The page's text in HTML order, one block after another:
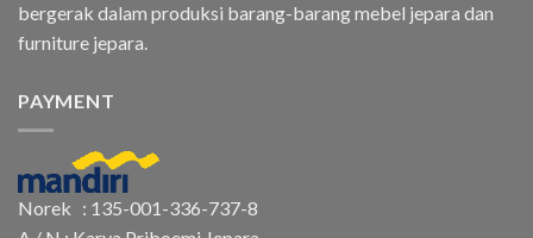
bergerak dalam produksi barang-barang mebel jepara dan
furniture jepara.
PAYMENT
Norek : 135-001-336-737-8